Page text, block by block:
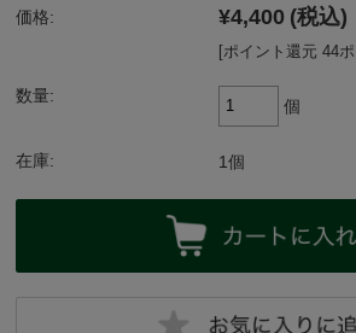
価格: ¥4,400 (税込)
[ポイント還元 44
数量:
個
在庫: 1個